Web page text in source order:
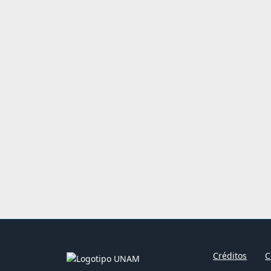
Créditos